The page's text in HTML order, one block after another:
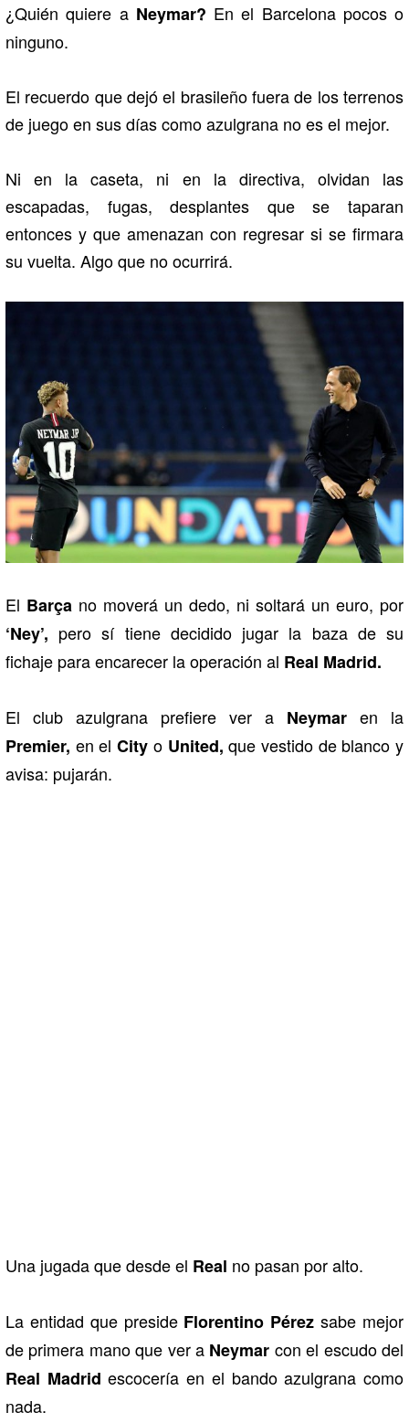
¿Quién quiere a Neymar? En el Barcelona pocos o
ninguno.
El recuerdo que dejó el brasileño fuera de los terrenos
de juego en sus días como azulgrana no es el mejor.
Ni en la caseta, ni en la directiva, olvidan las
escapadas, fugas, desplantes que se taparan
entonces y que amenazan con regresar si se firmara
su vuelta. Algo que no ocurrirá.
El Barça no moverá un dedo, ni soltará un euro, por
‘Ney’, pero sí tiene decidido jugar la baza de su
fichaje para encarecer la operación al Real Madrid.
El club azulgrana prefiere ver a Neymar en la
Premier, en elCity o United, que vestido de blanco y
avisa: pujarán.
Una jugada que desde el Real no pasan por alto.
La entidad que preside Florentino Pérez sabe mejor
de primera mano que ver a Neymar con el escudo del
Real Madrid escocería en el bando azulgrana como
nada.